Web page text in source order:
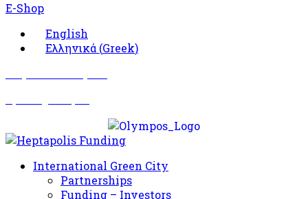
E-Shop
English
Ελληνικά (Greek)
International Green City
Partnerships
Funding – Investors